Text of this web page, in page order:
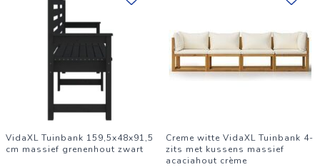
VidaXL Tuinbank 159,5x48x91,5
cm massief grenenhout zwart
Creme witte VidaXL Tuinbank 4-
zits met kussens massief
acaciahout crème